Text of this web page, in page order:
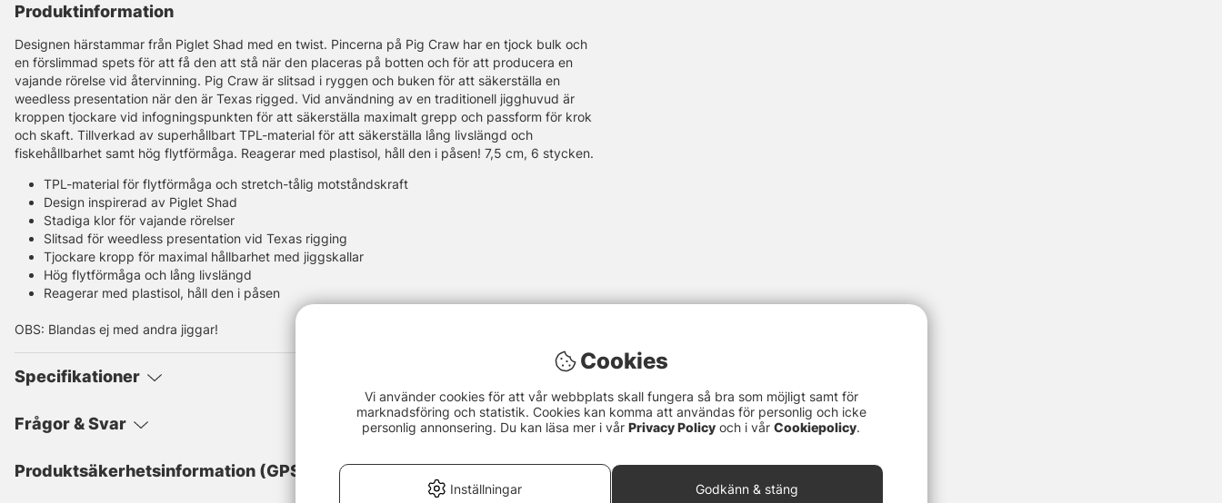
Produktinformation
Designen härstammar från Piglet Shad med en twist. Pincerna på Pig Craw har en tjock bulk och
en förslimmad spets för att få den att stå när den placeras på botten och för att producera en
vajande rörelse vid återvinning. Pig Craw är slitsad i ryggen och buken för att säkerställa en
weedless presentation när den är Texas rigged. Vid användning av en traditionell jigghuvud är
kroppen tjockare vid infogningspunkten för att säkerställa maximalt grepp och passform för krok
och skaft. Tillverkad av superhållbart TPL-material för att säkerställa lång livslängd och
fiskehållbarhet samt hög flytförmåga. Reagerar med plastisol, håll den i påsen! 7,5 cm, 6 stycken.
TPL-material för flytförmåga och stretch-tålig motståndskraft
Design inspirerad av Piglet Shad
Stadiga klor för vajande rörelser
Slitsad för weedless presentation vid Texas rigging
Tjockare kropp för maximal hållbarhet med jiggskallar
Hög flytförmåga och lång livslängd
Reagerar med plastisol, håll den i påsen
OBS: Blandas ej med andra jiggar!
Specifikationer
Frågor & Svar
Produktsäkerhetsinformation (GPSR)
Cookies
Vi använder cookies för att vår webbplats skall fungera så bra som möjligt samt för
marknadsföring och statistik. Cookies kan komma att användas för personlig och icke
personlig annonsering. Du kan läsa mer i vår Privacy Policy och i vår Cookiepolicy.
Inställningar Godkänn & stäng